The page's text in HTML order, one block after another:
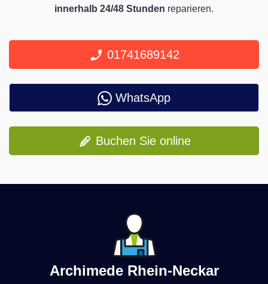
innerhalb 24/48 Stunden reparieren.
01741689142
WhatsApp
Buchen Sie online
Archimede Rhein-Neckar